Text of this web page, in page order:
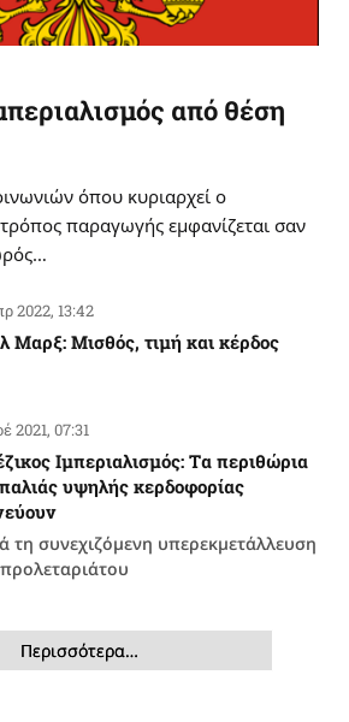
από θέση
όπου κυριαρχεί ο
παραγωγής εμφανίζεται σαν
2022, 13:42
Μαρξ: Μισθός, τιμή και κέρδος
2021, 07:31
Ιμπεριαλισμός: Tα περιθώρια
υψηλής κερδοφορίας
τη συνεχιζόμενη υπερεκμετάλλευση
Περισσότερα…